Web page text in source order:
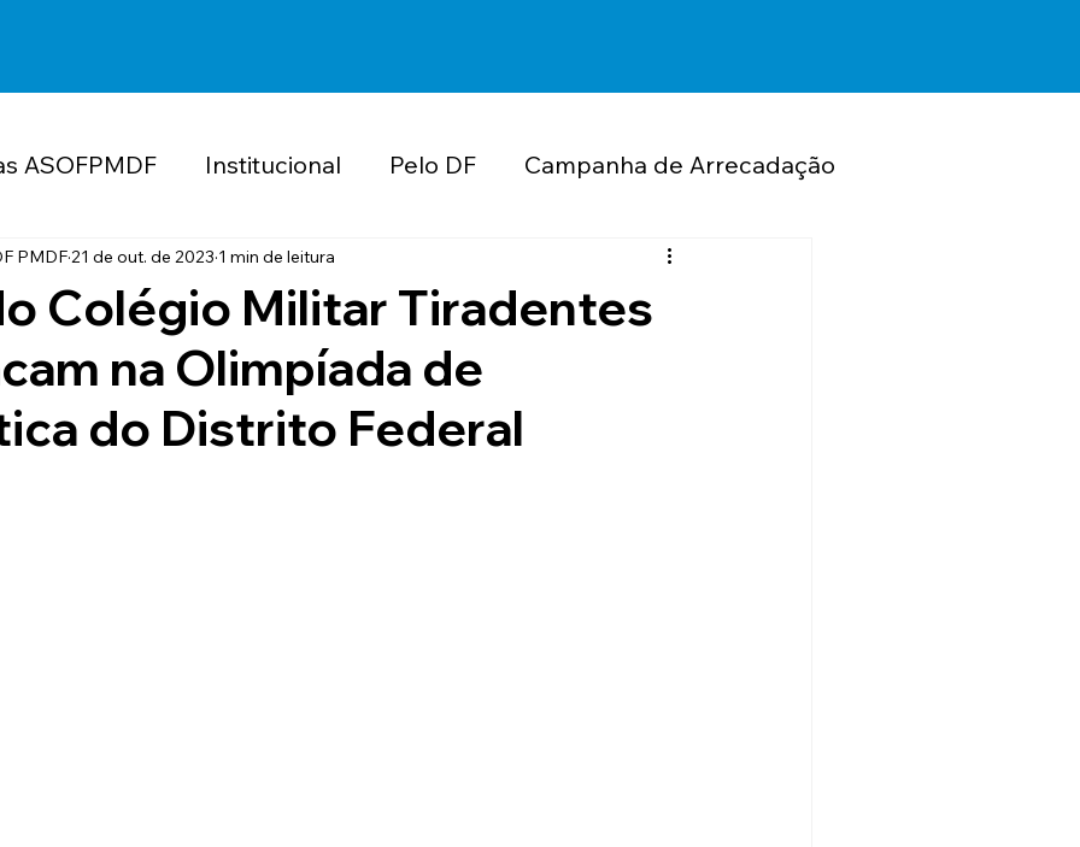
ASOFPMDF Institucional Pelo DF Campanha de Arrecadação
de Vantagens Educação
Valorização e Reconhecimento Imposto de Renda
AGO Eleições Reajuste Salarial
Colégio Militar Tiradentes
na Olimpíada de
do Distrito Federal
PMDF21 de out. de 2023 1 min de leitura